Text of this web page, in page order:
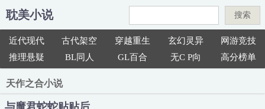
耽美小说 搜索
近代现代 古代架空 穿越重生 玄幻灵异
网游竞技
推理悬疑
BL同人 GL百合 无C P向 高分榜单
天作之合小说
与魔君蛇蛇贴贴后